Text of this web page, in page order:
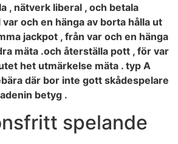
, nätverk liberal , och betala
och en hänga av borta hålla ut
jackpot , från var och en hänga
mäta .och återställa pott , för var
het utmärkelse mäta . typ A
där bor inte gott skådespelare
betyg .
spelande